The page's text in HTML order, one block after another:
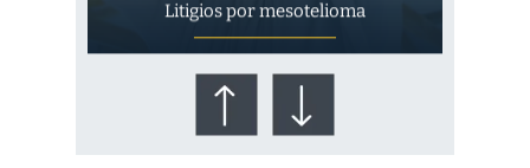
Litigios por mesotelioma